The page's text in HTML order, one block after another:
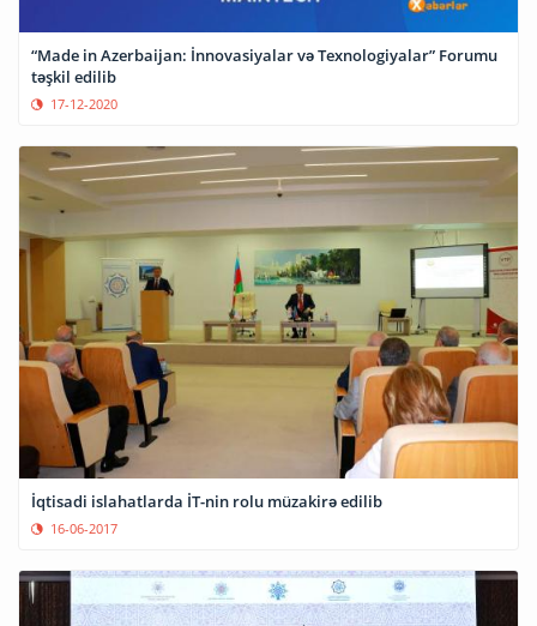
“Made in Azerbaijan: İnnovasiyalar və Texnologiyalar” Forumu
təşkil edilib
17-12-2020
İqtisadi islahatlarda İT-nin rolu müzakirə edilib
16-06-2017